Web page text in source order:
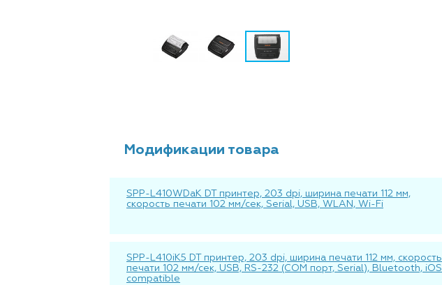
Модификации товара
SPP-L410WDaK DT принтер, 203 dpi, ширина печати 112 мм,
скорость печати 102 мм/сек, Serial, USB, WLAN, Wi-Fi
SPP-L410iK5 DT принтер, 203 dpi, ширина печати 112 мм, скорость
печати 102 мм/сек, USB, RS-232 (COM порт, Serial), Bluetooth, iOS
compatible